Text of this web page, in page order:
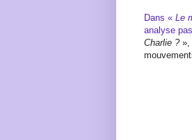
Dans « Le
analyse
Charlie ? »,